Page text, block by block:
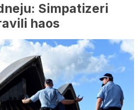
Simpatizeri
haos